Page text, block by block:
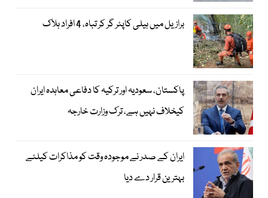
برازیل میں ہیلی کاپٹر گر کر تباہ، 4 افراد ہلاک
پاکستان، سعودیہ اور ترکیہ کا دفاعی معاہدہ ایران
کیخلاف نہیں ہے، ترک وزارت خارجہ
ایران کے صدر نے موجودہ وقت کو مذاکرات کیلئے
بہترین قرار دے دیا